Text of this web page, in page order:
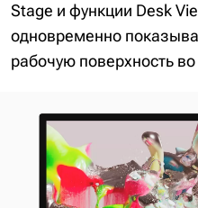
Stage и функции Desk
одновременно
рабочую поверхность